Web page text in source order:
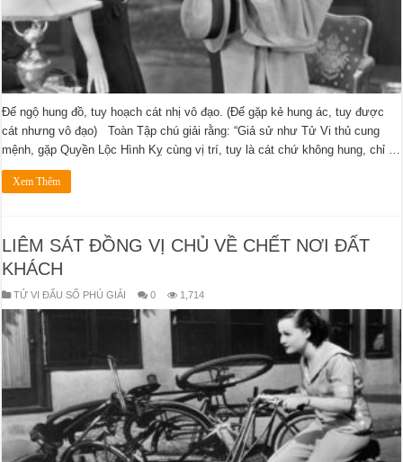
Đế ngộ hung đồ, tuy hoạch cát nhị vô đạo. (Đế gặp kẻ hung ác, tuy được
cát nhưng vô đạo) Toàn Tập chú giải rằng: “Giả sử như Tử Vi thủ cung
mệnh, gặp Quyền Lộc Hình Kỵ cùng vị trí, tuy là cát chứ không hung, chỉ …
Xem Thêm
LIÊM SÁT ĐỒNG VỊ CHỦ VỀ CHẾT NƠI ĐẤT
KHÁCH
TỬ VI ĐẨU SỐ PHÚ GIẢI 0 1,714